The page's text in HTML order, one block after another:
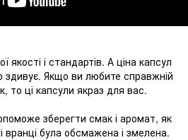
якості і стандартів. А ціна капсул
Якщо ви любите справжній
то ці капсули якраз для вас.
зберегти смак і аромат, як
вранці була обсмажена і змелена.